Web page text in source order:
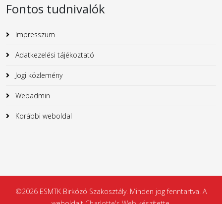
Fontos tudnivalók
Impresszum
Adatkezelési tájékoztató
Jogi közlemény
Webadmin
Korábbi weboldal
©2026 ESMTK Birkózó Szakosztály. Minden jog fenntartva. A